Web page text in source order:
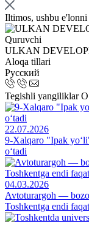
Iltimos, ushbu
Quruvchi
ULKAN
Aloqa tillari
Русский
Tegishli yangiliklar
22.07.2026
9-Xalqaro "Ipak
o‘tadi
04.03.2026
Avtoturargoh —
Toshkentga endi